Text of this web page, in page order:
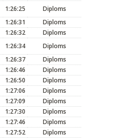
1:26:25
Diploms
1:26:31
Diploms
1:26:32
Diploms
1:26:34
Diploms
1:26:37
Diploms
1:26:46
Diploms
1:26:50
Diploms
1:27:06
Diploms
1:27:09
Diploms
1:27:30
Diploms
1:27:46
Diploms
1:27:52
Diploms